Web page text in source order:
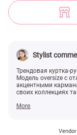
Stylist
Трендовая куртка-
Модель oversize с
акцентными
своих коллекциях
More
Лавандовая куртка-